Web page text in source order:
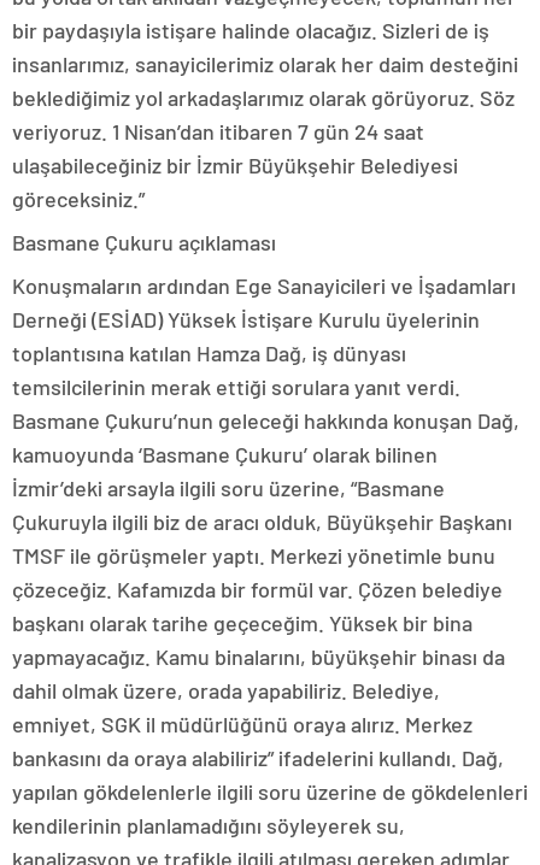
bir paydaşıyla istişare halinde olacağız. Sizleri de iş
insanlarımız, sanayicilerimiz olarak her daim desteğini
beklediğimiz yol arkadaşlarımız olarak görüyoruz. Söz
veriyoruz. 1 Nisan’dan itibaren 7 gün 24 saat
ulaşabileceğiniz bir İzmir Büyükşehir Belediyesi
göreceksiniz.”
Basmane Çukuru açıklaması
Konuşmaların ardından Ege Sanayicileri ve İşadamları
Derneği (ESİAD) Yüksek İstişare Kurulu üyelerinin
toplantısına katılan Hamza Dağ, iş dünyası
temsilcilerinin merak ettiği sorulara yanıt verdi.
Basmane Çukuru’nun geleceği hakkında konuşan Dağ,
kamuoyunda ‘Basmane Çukuru’ olarak bilinen
İzmir’deki arsayla ilgili soru üzerine, “Basmane
Çukuruyla ilgili biz de aracı olduk, Büyükşehir Başkanı
TMSF ile görüşmeler yaptı. Merkezi yönetimle bunu
çözeceğiz. Kafamızda bir formül var. Çözen belediye
başkanı olarak tarihe geçeceğim. Yüksek bir bina
yapmayacağız. Kamu binalarını, büyükşehir binası da
dahil olmak üzere, orada yapabiliriz. Belediye,
emniyet, SGK il müdürlüğünü oraya alırız. Merkez
bankasını da oraya alabiliriz” ifadelerini kullandı. Dağ,
yapılan gökdelenlerle ilgili soru üzerine de gökdelenleri
kendilerinin planlamadığını söyleyerek su,
kanalizasyon ve trafikle ilgili atılması gereken adımlar